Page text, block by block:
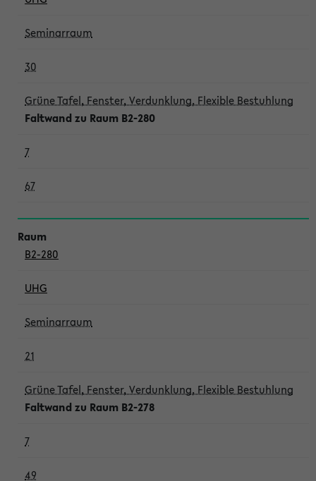
Seminarraum
30
Grüne Tafel, Fenster, Verdunklung, Flexible Bestuhlung
Faltwand zu Raum B2-280
7
67
B2-280
UHG
Seminarraum
21
Grüne Tafel, Fenster, Verdunklung, Flexible Bestuhlung
Faltwand zu Raum B2-278
7
49